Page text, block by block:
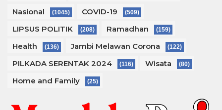
Nasional (1045) COVID-19 (509)
LIPSUS POLITIK (208) Ramadhan (159)
Health (136) Jambi Melawan Corona (122)
PILKADA SERENTAK 2024 (116) Wisata (80)
Home and Family (25)